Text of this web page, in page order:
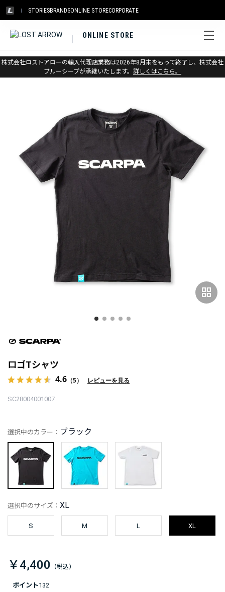
STORIESBRANDSONLINE STORECORPORATE
ONLINE STORE
株式会社ロストアローの輸入代理店業務は2026年8月末をもって終了し、株式会社
ブルーシープが承継いたします。 詳しくはこちら。
ホーム > スカルパ > アパレル＆アクセサリー
grid_view
ロゴTシャツ
4.6 （5） レビューを見る
SC28004001007
ポイント132
選択中のカラー： ブラック
選択中のサイズ： XL
S M L XL
￥4,400